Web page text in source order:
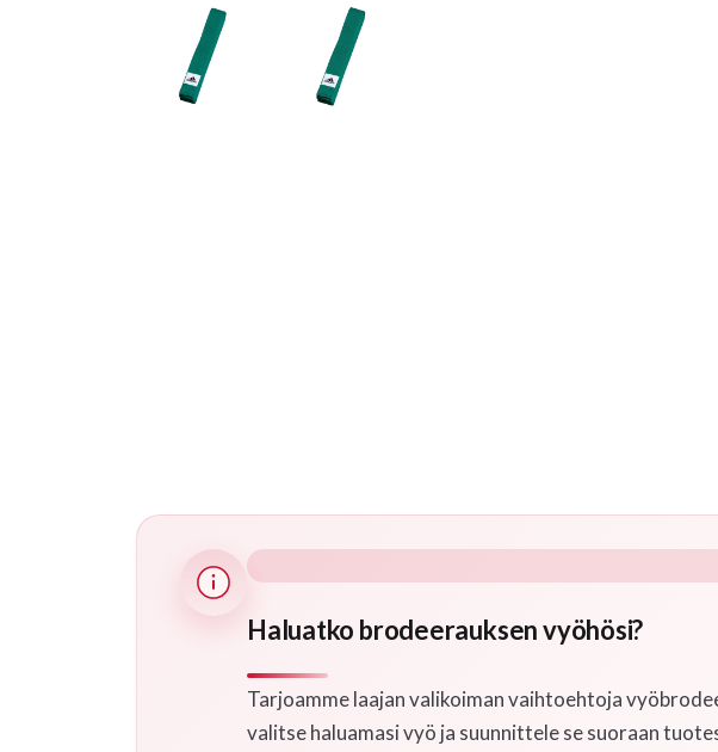
Haluatko brodeerauksen vyöhösi?
Tarjoamme laajan valikoiman vaihtoehtoja
valitse haluamasi vyö ja suunnittele se suoraan